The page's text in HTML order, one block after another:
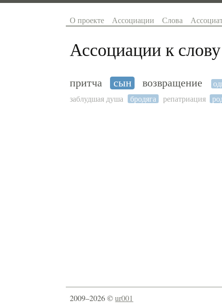
О проекте Ассоциации Слова
Ассоциации к
притча сын возвращение
заблудшая душа
бродяга репатриация
2009–2026 ©ur001